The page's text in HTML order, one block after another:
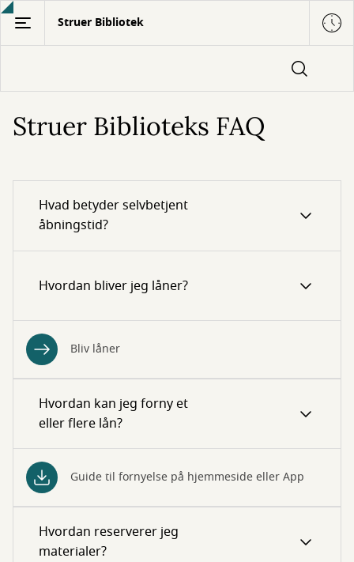
Gå
hovedindhold
Struer Bibliotek
Struer Biblioteks FAQ
Hvad betyder selvbetjent
åbningstid?
Hvordan bliver jeg låner?
Bliv låner
Hvordan kan jeg forny et
eller flere lån?
Guide til fornyelse på hjemmeside eller App
Hvordan reserverer jeg
materialer?